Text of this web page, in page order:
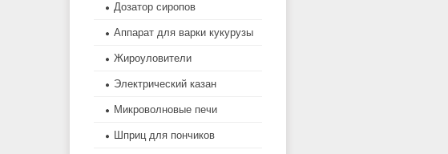
Дозатор сиропов
Аппарат для варки кукурузы
Жироуловители
Электрический казан
Микроволновые печи
Шприц для пончиков